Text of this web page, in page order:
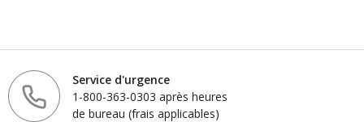
Service d'urgence
1-800-363-0303 après heures
de bureau (frais applicables)